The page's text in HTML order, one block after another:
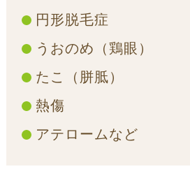
円形脱毛症
うおのめ（鶏眼）
たこ（胼胝）
熱傷
アテロームなど